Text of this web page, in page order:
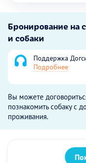
Бронирование на
и собаки
Поддержка
Подробнее
Вы можете
познакомить собаку с
проживания.